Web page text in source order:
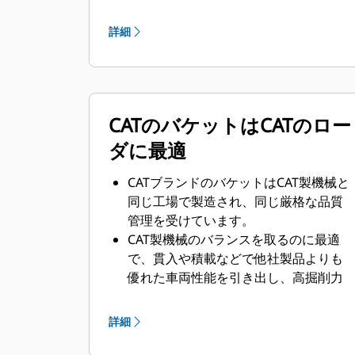
ケットアセンブリの強度と剛性が向上
すくなっています。
います。
詳細
CATのバケットはCATのロー
ダに最適
CATブランドのバケットはCAT製機械と
同じ工場で製造され、同じ厳格な品質
管理を受けています。
CAT製機械のバランスを取るのに最適
で、貫入や積載などで他社製品よりも
優れた車両性能を引き出し、高掘削力
お客様独自のマイニング用途に合った
詳細